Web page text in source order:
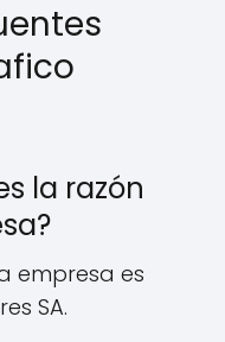
la razón
empresa es
SA.